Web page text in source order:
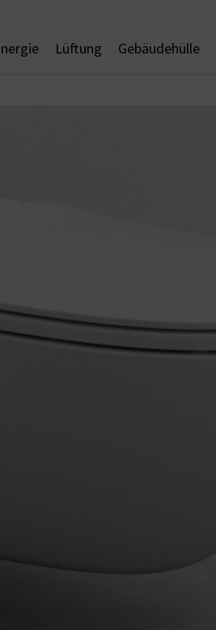
Lüftung Gebäudehülle